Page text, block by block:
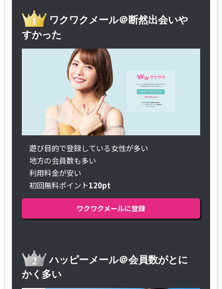
ワクワクメール＠断然出会いや
すかった
遊び目的で登録している女性が多い
地方の会員数も多い
利用料金が安い
初回無料ポイント120pt
ワクワクメールに登録
ハッピーメール＠会員数がとに
かく多い